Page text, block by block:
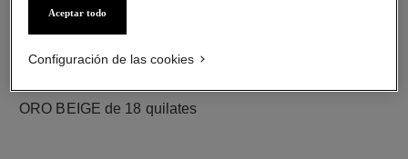
ORO BEIGE de 18 quilates
Aceptar todo
Configuración de las cookies